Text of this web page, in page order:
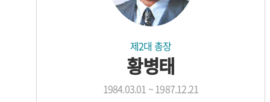
제2대 총장
황병태
1984.03.01 ~ 1987.12.21